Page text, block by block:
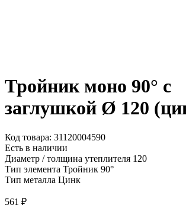
Тройник моно 90° с
заглушкой Ø 120
Код товара: 31120004590
Есть в наличии
Диаметр / толщина утеплителя 120
Тип элемента Тройник 90°
Тип металла Цинк
561 ₽